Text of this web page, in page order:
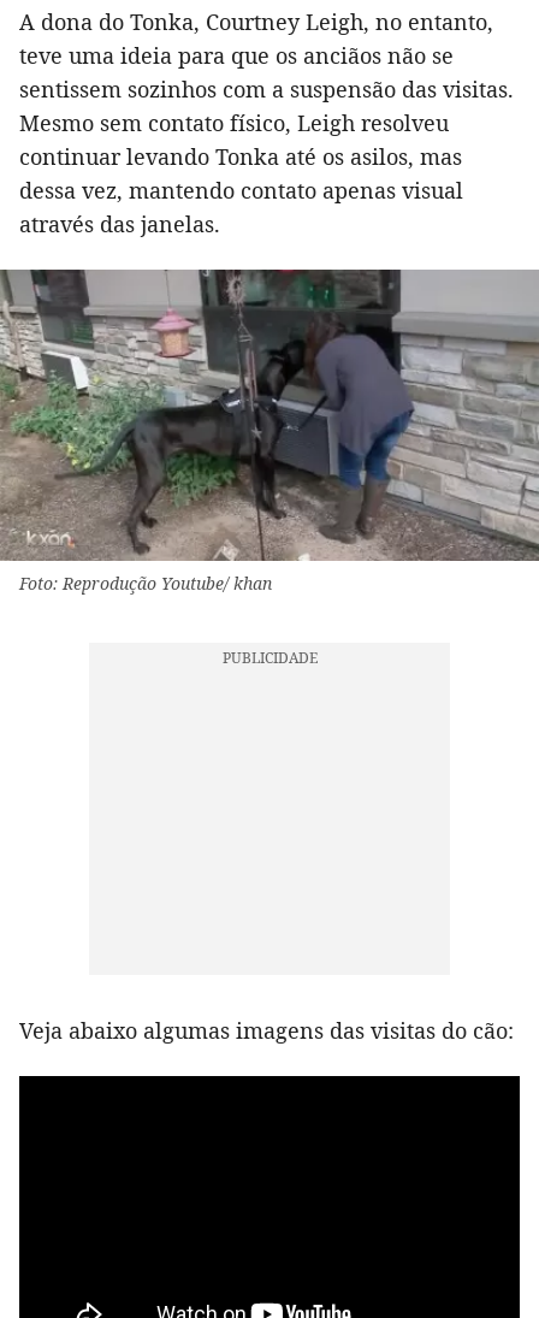
A dona do Tonka, Courtney Leigh, no entanto,
teve uma ideia para que os anciãos não se
sentissem sozinhos com a suspensão das visitas.
Mesmo sem contato físico, Leigh resolveu
continuar levando Tonka até os asilos, mas
dessa vez, mantendo contato apenas visual
através das janelas.
Foto: Reprodução Youtube/ khan
Veja abaixo algumas imagens das visitas do cão: